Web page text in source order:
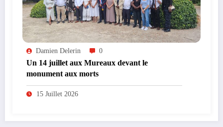
Damien Delerin 0
Un 14 juillet aux Mureaux devant le
monument aux morts
15 Juillet 2026